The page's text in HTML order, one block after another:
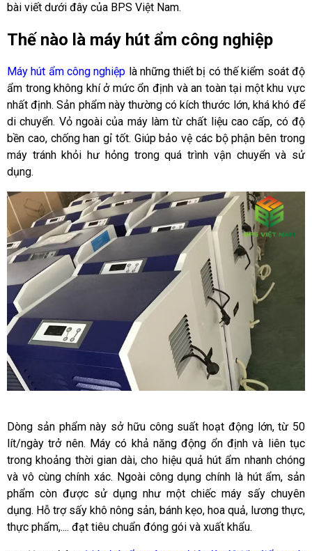
bài viết dưới đây của BPS Việt Nam.
Thế nào là máy hút ẩm công nghiệp
Máy hút ẩm công nghiệp là những thiết bị có thế kiểm soát độ
ẩm trong không khí ở mức ổn định và an toàn tại một khu vực
nhất định. Sản phẩm này thường có kích thước lớn, khá khó để
di chuyển. Vỏ ngoài của máy làm từ chất liệu cao cấp, có độ
bền cao, chống han gỉ tốt. Giúp bảo vệ các bộ phận bên trong
máy tránh khỏi hư hỏng trong quá trình vận chuyển và sử
dụng.
Dòng sản phẩm này sở hữu công suất hoạt động lớn, từ 50
lít/ngày trở nên. Máy có khả năng động ổn định và liên tục
trong khoảng thời gian dài, cho hiệu quả hút ẩm nhanh chóng
và vô cùng chính xác. Ngoài công dụng chính là hút ẩm, sản
phẩm còn được sử dụng như một chiếc máy sấy chuyên
dụng. Hỗ trợ sấy khô nông sản, bánh kẹo, hoa quả, lương thực,
thực phẩm,.... đạt tiêu chuẩn đóng gói và xuất khẩu.